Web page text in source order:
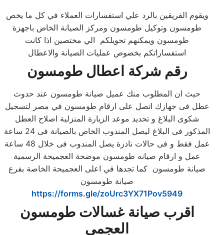
ويقوم الفريقين بالرد علي استفسارات العملاء في كل ما يخص
طومسون وتوكيل طومسون ومركز الصيانة الخاص باجهزة
طومسون ويمكنهم تحويلكم الي مختصين اذا كانت
استفساراتكم بخصوص عمليات الصيانة والاعطال
رقم شركة اعطال طومسون
حيث ان المطلوب منك عميل صيانة طومسون عند حدوث
عطل فى جهازك اتصل على ارقام طومسون في مصر لتسجيل
شكوى البلاغ و تحديد موعد الزيارة المنزلية اصلاح العطل
المذكور فى البلاغ ليصل المندوب الخاص بالصيانة فى 24 ساعة
عمل فقط و فى حالات نادرة يصل المندوب فى خلال 48 ساعة
عمل و ارقام صيانه طومسون موضحة العجميحة الرسمية
صيانة طومسون كما تجدها في اعلى العجميحة الخاصة بفرع
صيانة طومسون
https://forms.gle/zoUrc3YX71Pov5949
اقرب صيانة غسالات طومسون
العجمي